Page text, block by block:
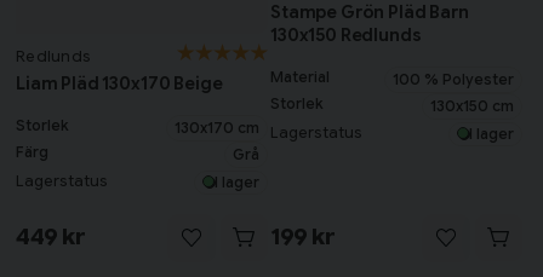
Redlunds
Liam Pläd 130x170 Beige
Storlek
130x170 cm
Färg
Grå
Lagerstatus I lager
449 kr
Stampe Grön Pläd Barn
130x150 Redlunds
Material
100 % Polyester
Storlek
130x150 cm
Lagerstatus I lager
199 kr